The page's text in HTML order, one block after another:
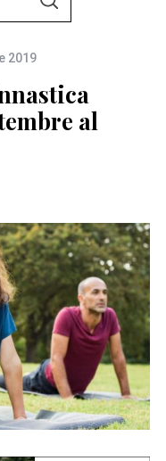
S
2019
al